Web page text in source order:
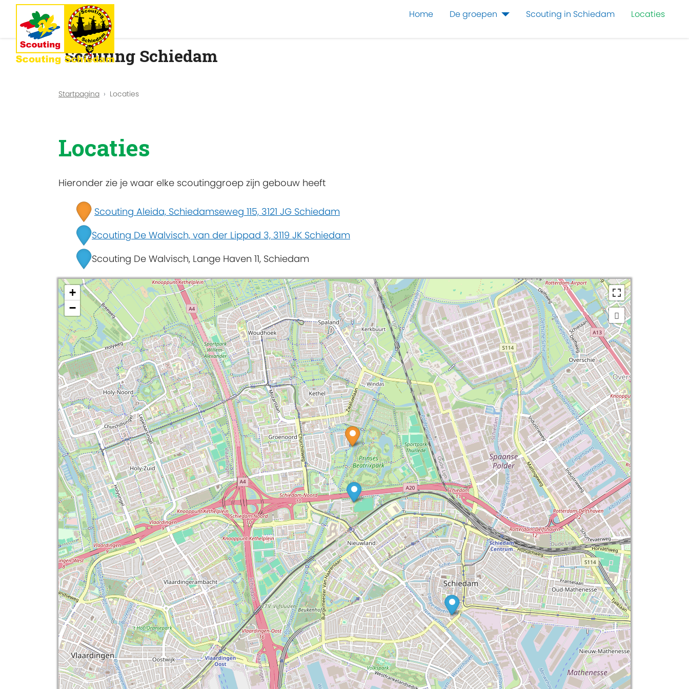
Home De groepen Scouting in Schiedam Locaties
Scouting Schiedam
Startpagina Locaties
Locaties
Hieronder zie je waar elke scoutinggroep zijn gebouw heeft
Scouting Aleida, Schiedamseweg 115, 3121 JG Schiedam
Scouting De Walvisch, van der Lippad 3, 3119 JK Schiedam
Scouting De Walvisch, Lange Haven 11, Schiedam
+
−